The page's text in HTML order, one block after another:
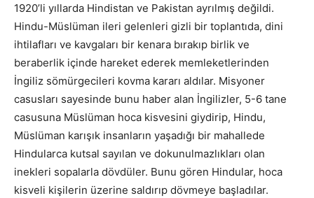
1920’li yıllarda Hindistan ve Pakistan ayrılmış değildi.
Hindu-Müslüman ileri gelenleri gizli bir toplantıda, dini
ihtilafları ve kavgaları bir kenara bırakıp birlik ve
beraberlik içinde hareket ederek memleketlerinden
İngiliz sömürgecileri kovma kararı aldılar. Misyoner
casusları sayesinde bunu haber alan İngilizler, 5-6 tane
casusuna Müslüman hoca kisvesini giydirip, Hindu,
Müslüman karışık insanların yaşadığı bir mahallede
Hindularca kutsal sayılan ve dokunulmazlıkları olan
inekleri sopalarla dövdüler. Bunu gören Hindular, hoca
kisveli kişilerin üzerine saldırıp dövmeye başladılar.